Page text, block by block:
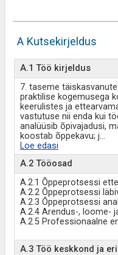
A Kutsekirjeldus
A.1 Töö kirjeldus
7. taseme
praktilise kogemusega
keerulistes ja
vastutuse nii enda kui
analüüsib õpivajadusi,
koostab õppekavu; j...
Loe edasi
A.2 Tööosad
A.2.1 Õppeprotsessi
A.2.2 Õppeprotsessi
A.2.3 Õppeprotsessi
A.2.4 Arendus-, loome-
A.2.5 Professionaalne
A.3 Töö keskkond ja